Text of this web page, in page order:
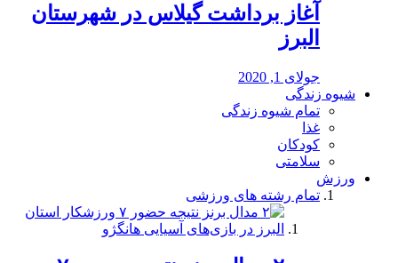
آغاز برداشت گیلاس در شهرستان
البرز
جولای 1, 2020
شیوه زندگی
تمام شیوه زندگی
غذا
کودکان
سلامتی
ورزش
تمام رشته های ورزشی